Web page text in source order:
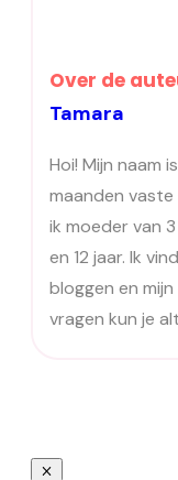
Over de
Tamara
Hoi! Mijn naam
maanden vaste
ik moeder van
en 12 jaar. Ik
bloggen en
vragen kun je